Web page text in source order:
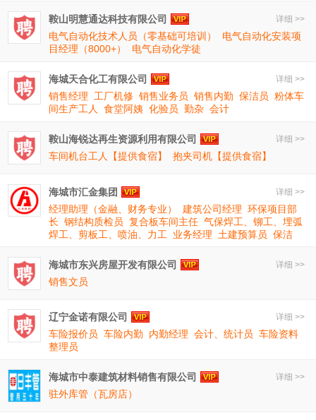
详细 >>
鞍山明慧通达科技有限公司
电气自动化技术人员（零基础可培训）
电气自动化安装项
目经理（8000+）
电气自动化学徒
详细 >>
海城天合化工有限公司
销售经理
工厂机修 销售业务员 销售内勤 保洁员 粉体车
间生产工人
食堂阿姨 化验员 勤杂 会计
详细 >>
鞍山海锐达再生资源利用有限公司
车间机台工人【提供食宿】
抱夹司机【提供食宿】
详细 >>
海城市汇金集团
经理助理（金融、财务专业）
建筑公司经理 环保项目部
长 钢结构质检员 复合板车间主任 气保焊工、铆工、埋弧
焊工、剪板工、喷油、力工
业务经理 土建预算员 保洁
详细 >>
海城市东兴房屋开发有限公司
销售文员
详细 >>
辽宁金诺有限公司
车险报价员 车险内勤 内勤经理 会计、统计员 车险资料
整理员
详细 >>
海城市中泰建筑材料销售有限公司
驻外库管（瓦房店）